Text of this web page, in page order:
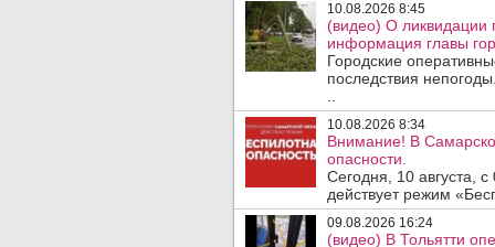
10.08.2026 8:45
(видео) О ликвидации
информация главы
Городские
последствия
10.08.2026 8:34
Внимание! В
опасности.
Сегодня, 10 августа,
действует режим
09.08.2026 16:24
(видео) В Тольятти